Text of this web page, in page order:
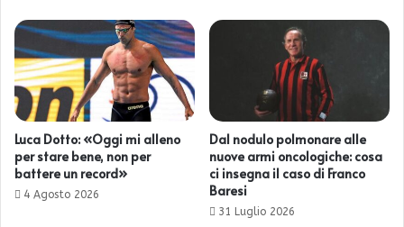
Luca Dotto: «Oggi mi alleno
per stare bene, non per
battere un record»
4 Agosto 2026
Dal nodulo polmonare alle
nuove armi oncologiche: cosa
ci insegna il caso di Franco
Baresi
31 Luglio 2026